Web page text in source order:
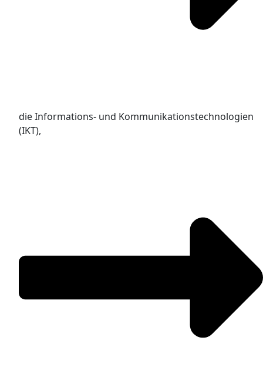
die Informations- und Kommunikationstechnologien
(IKT),